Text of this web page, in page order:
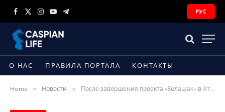
Facebook
X
Instagram
YouTubeTelegram
РУС
О НАС ПРАВИЛА ПОРТАЛА КОНТАКТЫ
Home » Новости » После завершения проекта «Болашак» в Атырауской области будут освобождены 55 тыс. работников